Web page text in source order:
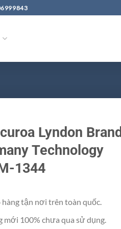
Lyndon Brand
Technology
1344
hàng tận nơi trên toàn quốc.
mới 100% chưa qua sử dụng.